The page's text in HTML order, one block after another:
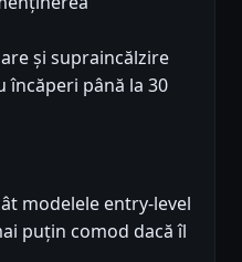
și supraincălzire
încăperi până la 30
modelele entry-level
puțin comod dacă îl